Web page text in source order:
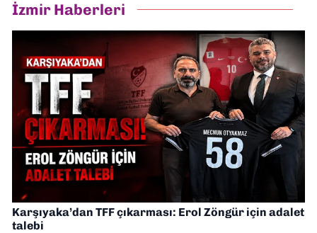
İzmir Haberleri
Karşıyaka’dan TFF çıkarması: Erol Zöngür için adalet
talebi